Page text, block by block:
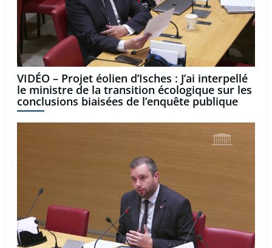
VIDÉO – Projet éolien d’Isches : J’ai interpellé
le ministre de la transition écologique sur les
conclusions biaisées de l’enquête publique